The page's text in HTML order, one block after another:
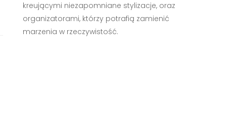
kreującymi niezapomniane stylizacje, oraz
organizatorami, którzy potrafią zamienić
marzenia w rzeczywistość.